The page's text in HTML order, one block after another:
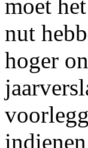
moet
nut
hoger